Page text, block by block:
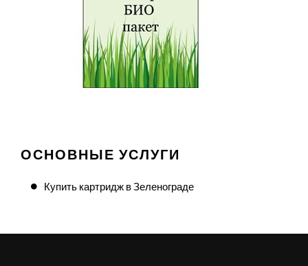
ОСНОВНЫЕ УСЛУГИ
Купить картридж в Зеленограде